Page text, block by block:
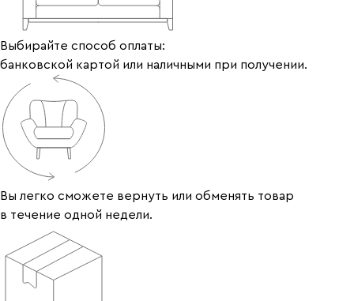
Выбирайте способ оплаты:
банковской картой или наличными при получении.
Вы легко сможете вернуть или обменять товар
в течение одной недели.